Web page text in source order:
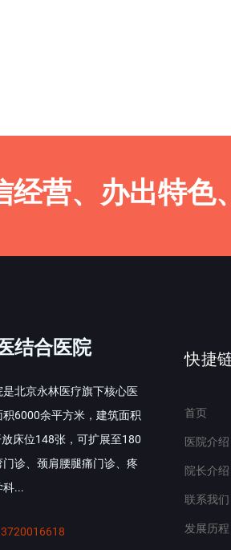
经营、办出特色
结合医院
北京永林医疗旗下核心医
6000余平方米，建筑面积
床位148张，可扩展至180
诊、颈肩腰腿痛门诊、疼
科...
快捷
首页
医院介绍
院长介绍
联系我们
发展历程